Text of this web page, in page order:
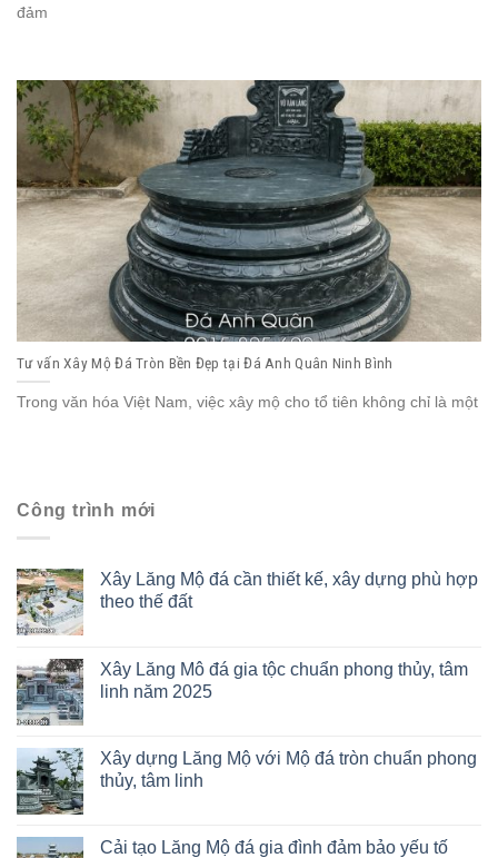
đảm
Tư vấn Xây Mộ Đá Tròn Bền Đẹp tại Đá Anh Quân Ninh Bình
Trong văn hóa Việt Nam, việc xây mộ cho tổ tiên không chỉ là một
Công trình mới
Xây Lăng Mộ đá cần thiết kế, xây dựng phù hợp
theo thế đất
Xây Lăng Mô đá gia tộc chuẩn phong thủy, tâm
linh năm 2025
Xây dựng Lăng Mộ với Mộ đá tròn chuẩn phong
thủy, tâm linh
Cải tạo Lăng Mộ đá gia đình đảm bảo yếu tố